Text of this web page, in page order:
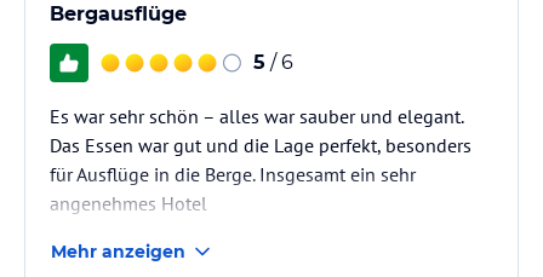
Bergausflüge
5 / 6
Es war sehr schön – alles war sauber und elegant.
Das Essen war gut und die Lage perfekt, besonders
für Ausflüge in die Berge. Insgesamt ein sehr
angenehmes Hotel
Mehr anzeigen